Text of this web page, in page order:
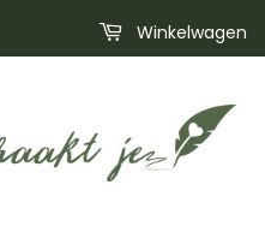
Winkelwagen